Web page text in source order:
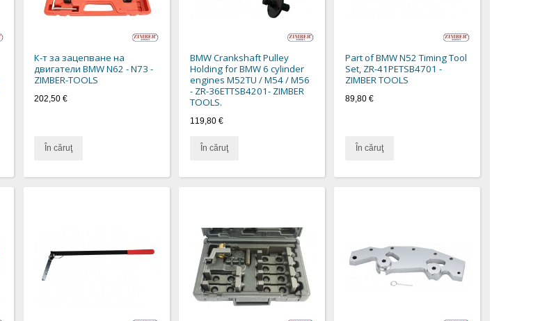
К-т за зацепване на
двигатели BMW N62 - N73 -
ZIMBER-TOOLS
202,50 €
În căruţ
BMW Crankshaft Pulley
Holding for BMW 6 cylinder
engines M52TU / M54 / M56
- ZR-36ETTSB4201- ZIMBER
TOOLS.
119,80 €
În căruţ
Part of BMW N52 Timing Tool
Set, ZR-41PETSB4701 -
ZIMBER TOOLS
89,80 €
În căruţ